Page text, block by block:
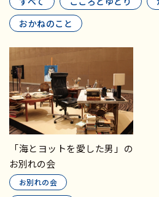
おかねのこと
「海とヨットを愛した男」の
お別れの会
お別れの会